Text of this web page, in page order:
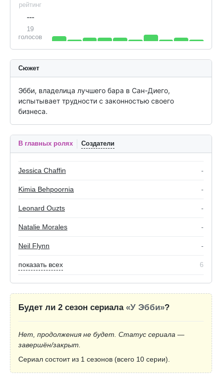
рейтинг
---
19
голосов
Сюжет
Эбби, владелица лучшего бара в Сан-Диего,
испытывает трудности с законностью своего
бизнеса.
В главных ролях Создатели
Jessica Chaffin -
Kimia Behpoornia -
Leonard Ouzts -
Natalie Morales -
Neil Flynn -
показать всех 6
Будет ли 2 сезон сериала «У Эбби»?
Нет, продолжения не будет. Статус сериала —
завершён/закрыт.
Сериал состоит из 1 сезонов (всего 10 серии).